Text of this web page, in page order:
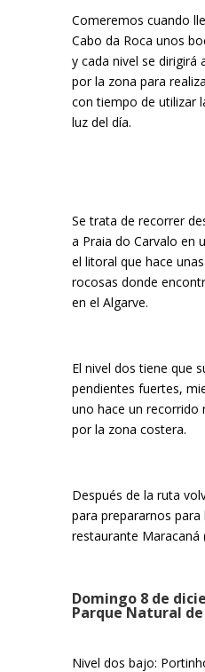
Comeremos cuando
Cabo da Roca unos
y cada nivel se dirigirá
por la zona para
con tiempo de utilizar
luz del día.
Se trata de recorrer
a Praia do Carvalo en
el litoral que hace
rocosas donde
en el Algarve.
El nivel dos tiene que
pendientes fuertes,
uno hace un recorrido
por la zona costera.
Después de la ruta
para prepararnos para
restaurante Maracaná
Domingo 8 de
Parque Natural
Nivel dos bajo: